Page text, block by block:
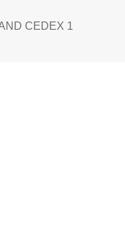
CEDEX 1